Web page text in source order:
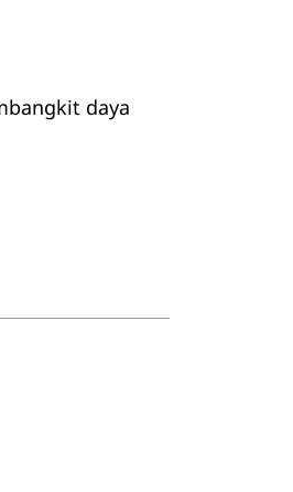
daya